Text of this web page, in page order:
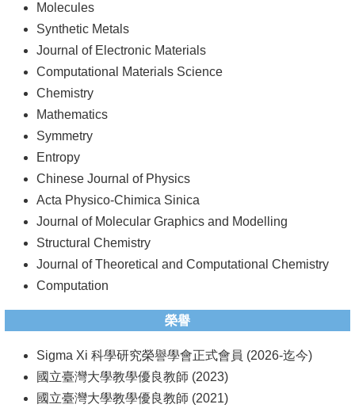
Molecules
Synthetic Metals
Journal of Electronic Materials
Computational Materials Science
Chemistry
Mathematics
Symmetry
Entropy
Chinese Journal of Physics
Acta Physico-Chimica Sinica
Journal of Molecular Graphics and Modelling
Structural Chemistry
Journal of Theoretical and Computational Chemistry
Computation
榮譽
Sigma Xi 科學研究榮譽學會正式會員 (2026-迄今)
國立臺灣大學教學優良教師 (2023)
國立臺灣大學教學優良教師 (2021)